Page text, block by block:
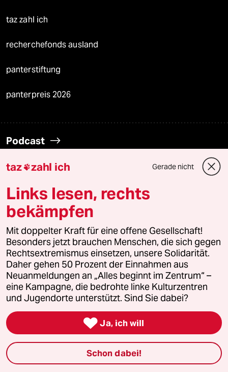
taz zahl ich
recherchefonds ausland
panterstiftung
panterpreis 2026
Podcast
bundestalk
fernverbindung
Mauerecho
Freie Rede
reingehen
Newsletter
taz zahl ich Gerade nicht
Links lesen, rechts
bekämpfen
Mit doppelter Kraft für eine offene Gesellschaft!
Besonders jetzt brauchen Menschen, die sich gegen
Rechtsextremismus einsetzen, unsere Solidarität.
Daher gehen 50 Prozent der Einnahmen aus
Neuanmeldungen an „Alles beginnt im Zentrum“ –
eine Kampagne, die bedrohte linke Kulturzentren
und Jugendorte unterstützt. Sind Sie dabei?
 Ja, ich will
Schon dabei!